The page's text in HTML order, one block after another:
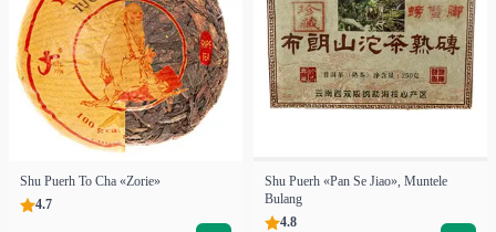
Shu Puerh To Cha «Zorie»
4.7
Shu Puerh «Pan Se Jiao», Muntele
Bulang
4.8